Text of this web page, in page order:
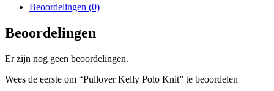
Beoordelingen (0)
Beoordelingen
Er zijn nog geen beoordelingen.
Wees de eerste om “Pullover Kelly Polo Knit” te beoordelen